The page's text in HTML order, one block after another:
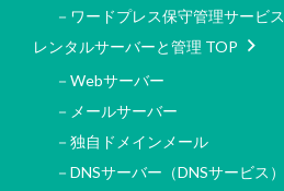
－ワードプレス保守管理サービス
レンタルサーバーと管理 TOP
－Webサーバー
－メールサーバー
－独自ドメインメール
－DNSサーバー（DNSサービス）